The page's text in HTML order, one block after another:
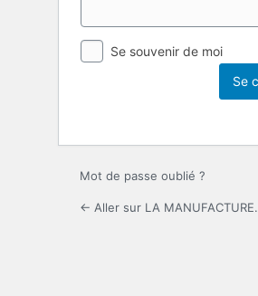
Se souvenir de moi
Mot de passe oublié ?
← Aller sur LA MANUFACTURE.